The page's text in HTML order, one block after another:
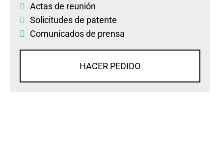
Actas de reunión
Solicitudes de patente
Comunicados de prensa
HACER PEDIDO